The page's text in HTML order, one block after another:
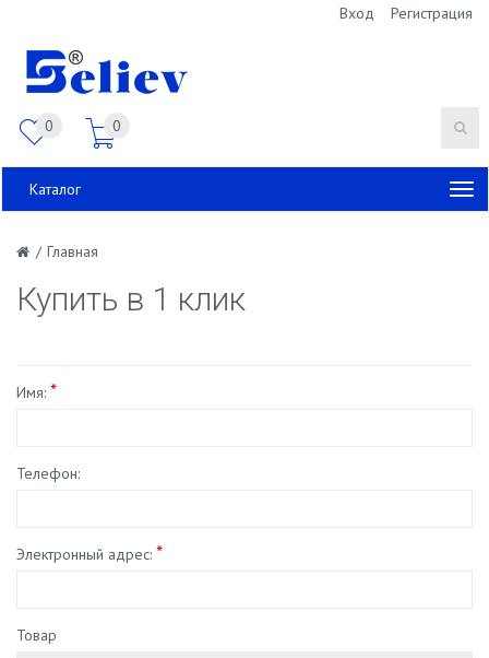
Вход Регистрация
0 0
Каталог
/ Главная
Купить в 1 клик
Имя: *
Телефон:
Электронный адрес: *
Товар